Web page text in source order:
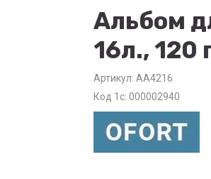
Альбом
16л., 120
Артикул: АА4216
Код 1с: 000002940